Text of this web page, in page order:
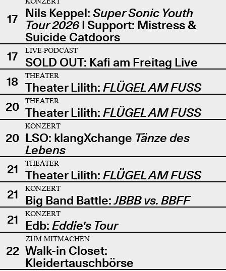
17 Nils Keppel: Super Sonic Youth
Tour 2026| Support: Mistress &
Suicide Catdoors
17
LIVE-PODCAST
SOLD OUT: Kafi am Freitag Live
18
THEATER
Theater Lilith: FLÜGEL AM FUSS
20
THEATER
Theater Lilith: FLÜGEL AM FUSS
20
KONZERT
LSO: klangXchange Tänze des
Lebens
21
THEATER
Theater Lilith: FLÜGEL AM FUSS
21
KONZERT
Big Band Battle:JBBB vs. BBFF
21
KONZERT
Edb: Eddie's Tour
22
ZUM MITMACHEN
Walk-in Closet:
Kleidertauschbörse